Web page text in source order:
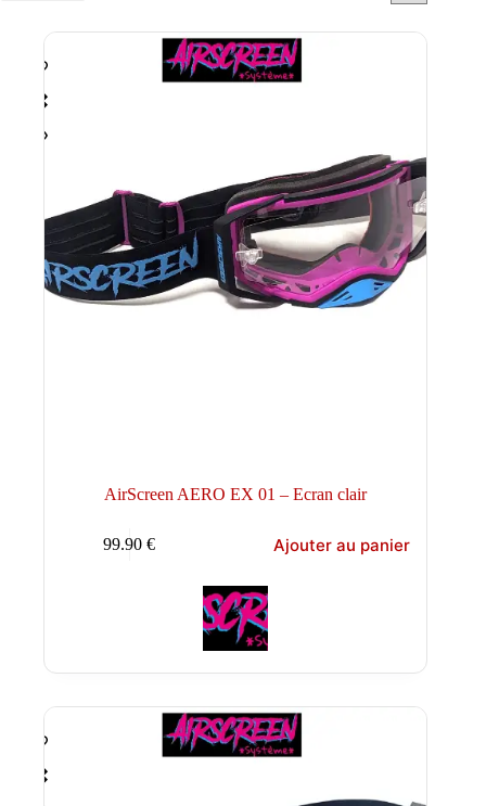
AirScreen AERO EX 01 – Ecran clair
99.90€ Ajouter au panier